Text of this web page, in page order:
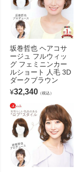
坂巻哲也 ヘアコサ
ージュ フルウィッ
グ フェミニンカー
ルショート 人毛 3D
ダークブラウン
¥32,340 （税込）